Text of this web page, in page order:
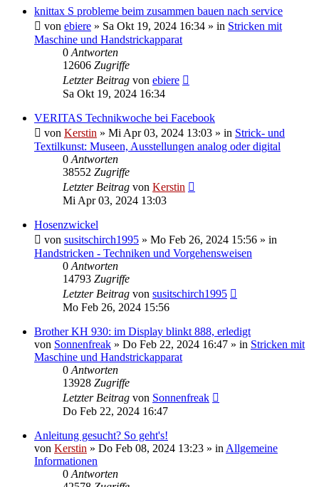
knittax S probleme beim zusammen bauen nach service
von ebiere » Sa Okt 19, 2024 16:34 » in Stricken mit
Maschine und Handstrickapparat
0 Antworten
12606 Zugriffe
Letzter Beitrag von ebiere
Sa Okt 19, 2024 16:34
VERITAS Technikwoche bei Facebook
von Kerstin » Mi Apr 03, 2024 13:03 » in Strick- und
Textilkunst: Museen, Ausstellungen analog oder digital
0 Antworten
38552 Zugriffe
Letzter Beitrag von Kerstin
Mi Apr 03, 2024 13:03
Hosenzwickel
von susitschirch1995 » Mo Feb 26, 2024 15:56 » in
Handstricken - Techniken und Vorgehensweisen
0 Antworten
14793 Zugriffe
Letzter Beitrag von susitschirch1995
Mo Feb 26, 2024 15:56
Brother KH 930: im Display blinkt 888, erledigt
von Sonnenfreak » Do Feb 22, 2024 16:47 » in Stricken mit
Maschine und Handstrickapparat
0 Antworten
13928 Zugriffe
Letzter Beitrag von Sonnenfreak
Do Feb 22, 2024 16:47
Anleitung gesucht? So geht's!
von Kerstin » Do Feb 08, 2024 13:23 » in Allgemeine
Informationen
0 Antworten